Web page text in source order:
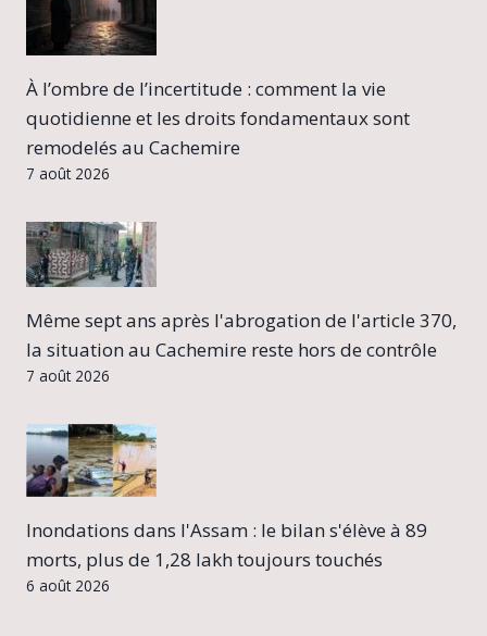
À l’ombre de l’incertitude : comment la vie
quotidienne et les droits fondamentaux sont
remodelés au Cachemire
7 août 2026
Même sept ans après l'abrogation de l'article 370,
la situation au Cachemire reste hors de contrôle
7 août 2026
Inondations dans l'Assam : le bilan s'élève à 89
morts, plus de 1,28 lakh toujours touchés
6 août 2026